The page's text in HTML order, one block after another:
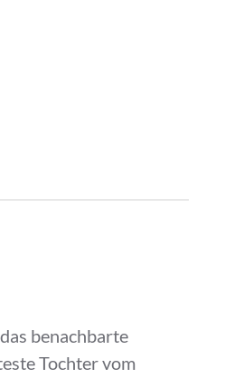
benachbarte
Tochter vom